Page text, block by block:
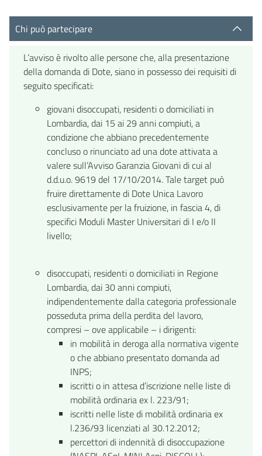
Chi può partecipare
L’avviso è rivolto alle persone che, alla presentazione
della domanda di Dote, siano in possesso dei requisiti di
seguito specificati:
giovani disoccupati, residenti o domiciliati in
Lombardia, dai 15 ai 29 anni compiuti, a
condizione che abbiano precedentemente
concluso o rinunciato ad una dote attivata a
valere sull’Avviso Garanzia Giovani di cui al
d.d.u.o. 9619 del 17/10/2014. Tale target può
fruire direttamente di Dote Unica Lavoro
esclusivamente per la fruizione, in fascia 4, di
specifici Moduli Master Universitari di I e/o II
livello;
disoccupati, residenti o domiciliati in Regione
Lombardia, dai 30 anni compiuti,
indipendentemente dalla categoria professionale
posseduta prima della perdita del lavoro,
compresi – ove applicabile – i dirigenti:
in mobilità in deroga alla normativa vigente
o che abbiano presentato domanda ad
INPS;
iscritti o in attesa d’iscrizione nelle liste di
mobilità ordinaria ex l. 223/91;
iscritti nelle liste di mobilità ordinaria ex
l.236/93 licenziati al 30.12.2012;
percettori di indennità di disoccupazione